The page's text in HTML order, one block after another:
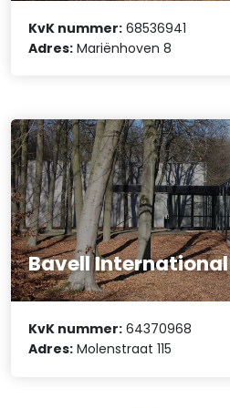
KvK nummer: 68536941
Adres: Mariënhoven 8
Bavell International
KvK nummer: 64370968
Adres: Molenstraat 115